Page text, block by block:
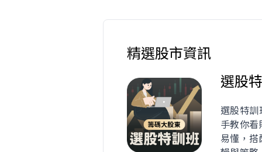
精選股市資訊
選股
選股特
手教你
易懂，